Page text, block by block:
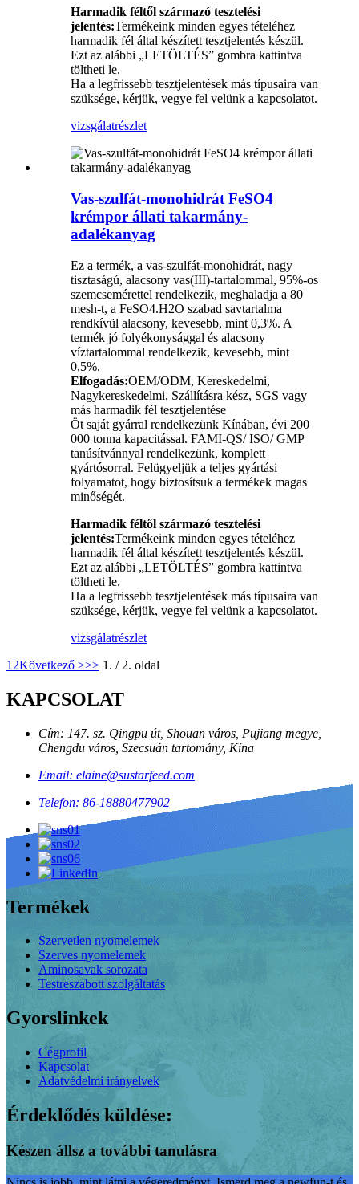
Harmadik féltől származó tesztelési
jelentés:Termékeink minden egyes tételéhez
harmadik fél által készített tesztjelentés készül.
Ezt az alábbi „LETÖLTÉS” gombra kattintva
töltheti le.
Ha a legfrissebb tesztjelentések más típusaira van
szüksége, kérjük, vegye fel velünk a kapcsolatot.
vizsgálatrészlet
Vas-szulfát-monohidrát FeSO4
krémpor állati takarmány-
adalékanyag
Ez a termék, a vas-szulfát-monohidrát, nagy
tisztaságú, alacsony vas(III)-tartalommal, 95%-os
szemcsemérettel rendelkezik, meghaladja a 80
mesh-t, a FeSO4.H2O szabad savtartalma
rendkívül alacsony, kevesebb, mint 0,3%. A
termék jó folyékonysággal és alacsony
víztartalommal rendelkezik, kevesebb, mint
0,5%.
Elfogadás:OEM/ODM, Kereskedelmi,
Nagykereskedelmi, Szállításra kész, SGS vagy
más harmadik fél tesztjelentése
Öt saját gyárral rendelkezünk Kínában, évi 200
000 tonna kapacitással. FAMI-QS/ ISO/ GMP
tanúsítvánnyal rendelkezünk, komplett
gyártósorral. Felügyeljük a teljes gyártási
folyamatot, hogy biztosítsuk a termékek magas
minőségét.
Harmadik féltől származó tesztelési
jelentés:Termékeink minden egyes tételéhez
harmadik fél által készített tesztjelentés készül.
Ezt az alábbi „LETÖLTÉS” gombra kattintva
töltheti le.
Ha a legfrissebb tesztjelentések más típusaira van
szüksége, kérjük, vegye fel velünk a kapcsolatot.
vizsgálatrészlet
1 2Következő >>> 1. / 2. oldal
KAPCSOLAT
Cím: 147. sz. Qingpu út, Shouan város, Pujiang megye,
Chengdu város, Szecsuán tartomány, Kína
Email: elaine@sustarfeed.com
Telefon: 86-18880477902
Termékek
Szervetlen nyomelemek
Szerves nyomelemek
Aminosavak sorozata
Testreszabott szolgáltatás
Gyorslinkek
Cégprofil
Kapcsolat
Adatvédelmi irányelvek
Érdeklődés küldése:
Készen állsz a további tanulásra